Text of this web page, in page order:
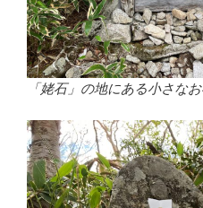
「姥石」の地にある小さなお